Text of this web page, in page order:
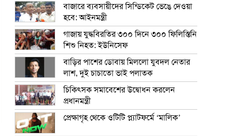
বাজারে ব্যবসায়ীদের সিন্ডিকেট ভেঙে দেওয়া
হবে: আইনমন্ত্রী
গাজায় যুদ্ধবিরতির ৩০০ দিনে ৩০০ ফিলিস্তিনি
শিশু নিহত: ইউনিসেফ
বাড়ির পাশের ডোবায় মিললো যুবদল নেতার
লাশ, দুই চাচাতো ভাই পলাতক
চিকিৎসক সমাবেশের উদ্বোধন করলেন
প্রধানমন্ত্রী
প্রেক্ষাগৃহ থেকে ওটিটি প্ল্যাটফর্মে ‘মালিক’